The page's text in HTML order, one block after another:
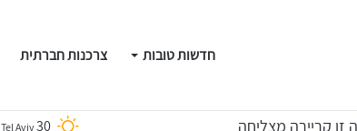
חדשות טובות צרכנות חברתית
Tel Aviv30